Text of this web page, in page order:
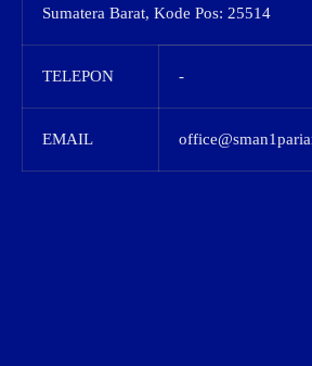
Sumatera Barat, Kode Pos: 25514
TELEPON -
EMAIL